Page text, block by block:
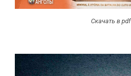
Скачать в pdf